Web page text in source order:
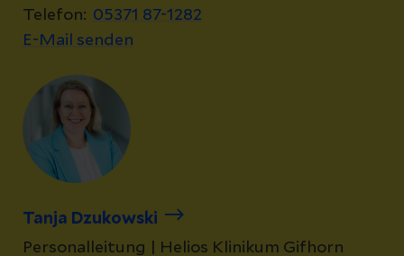
Telefon: 05371 87-1282
E-Mail senden
Tanja Dzukowski
Personalleitung | Helios Klinikum Gifhorn